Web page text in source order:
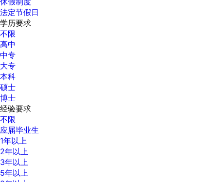
法定节假日
学历要求
不限
高中
中专
大专
本科
硕士
博士
经验要求
不限
应届毕业生
1年以上
2年以上
3年以上
5年以上